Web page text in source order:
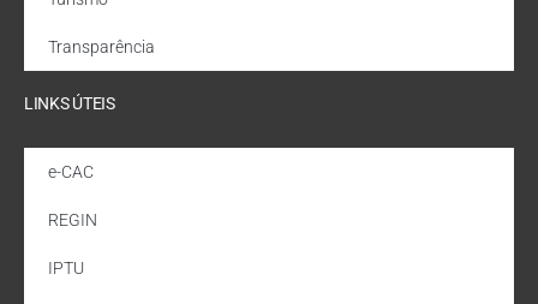
Transparência
LINKS ÚTEIS
e-CAC
REGIN
IPTU